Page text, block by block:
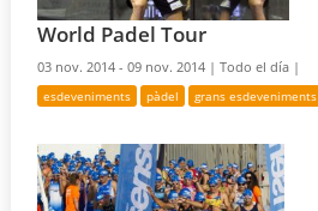
World Padel Tour
03 nov. 2014 - 09 nov. 2014 |Todo el día |
esdeveniments pàdel grans esdeveniments